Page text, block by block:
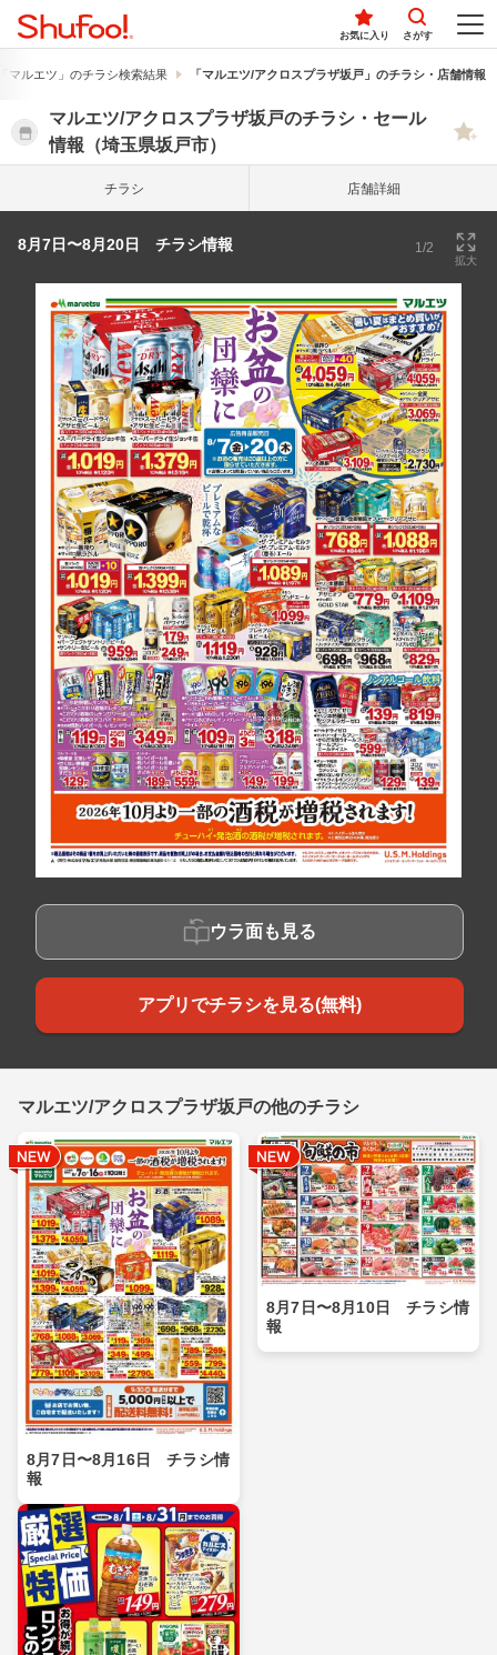
お気に入り さがす
マルエツ」のチラシ検索結果 「マルエツ/アクロスプラザ坂戸」のチラシ・店舗情報
マルエツ/アクロスプラザ坂戸のチラシ・セール
情報（埼玉県坂戸市）
チラシ 店舗詳細
8月7日〜8月20日 チラシ情報 1/2
拡大
ウラ面も見る
アプリでチラシを見る(無料)
マルエツ/アクロスプラザ坂戸の他のチラシ
8月7日〜8月16日 チラシ情
報
8月7日〜8月10日 チラシ情
報